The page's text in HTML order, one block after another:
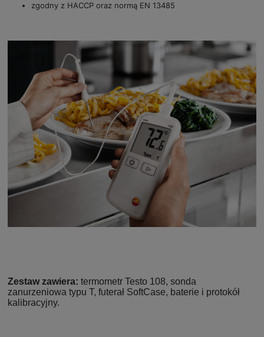
zgodny z HACCP oraz normą EN 13485
Zestaw zawiera: termometr Testo 108, sonda
zanurzeniowa typu T, futerał SoftCase, baterie i protokół
kalibracyjny.